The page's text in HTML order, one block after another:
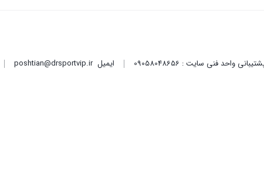
ایمیلposhtian@drsportvip.ir